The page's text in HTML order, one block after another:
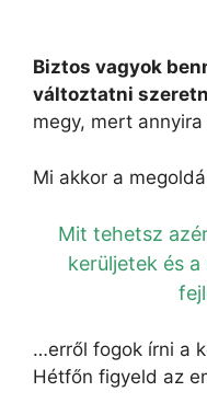
Biztos vagyok
változtatni
megy, mert
Mi akkor a
Mit tehetsz
kerüljetek és
…erről fogok írni a
Hétfőn figyeld az